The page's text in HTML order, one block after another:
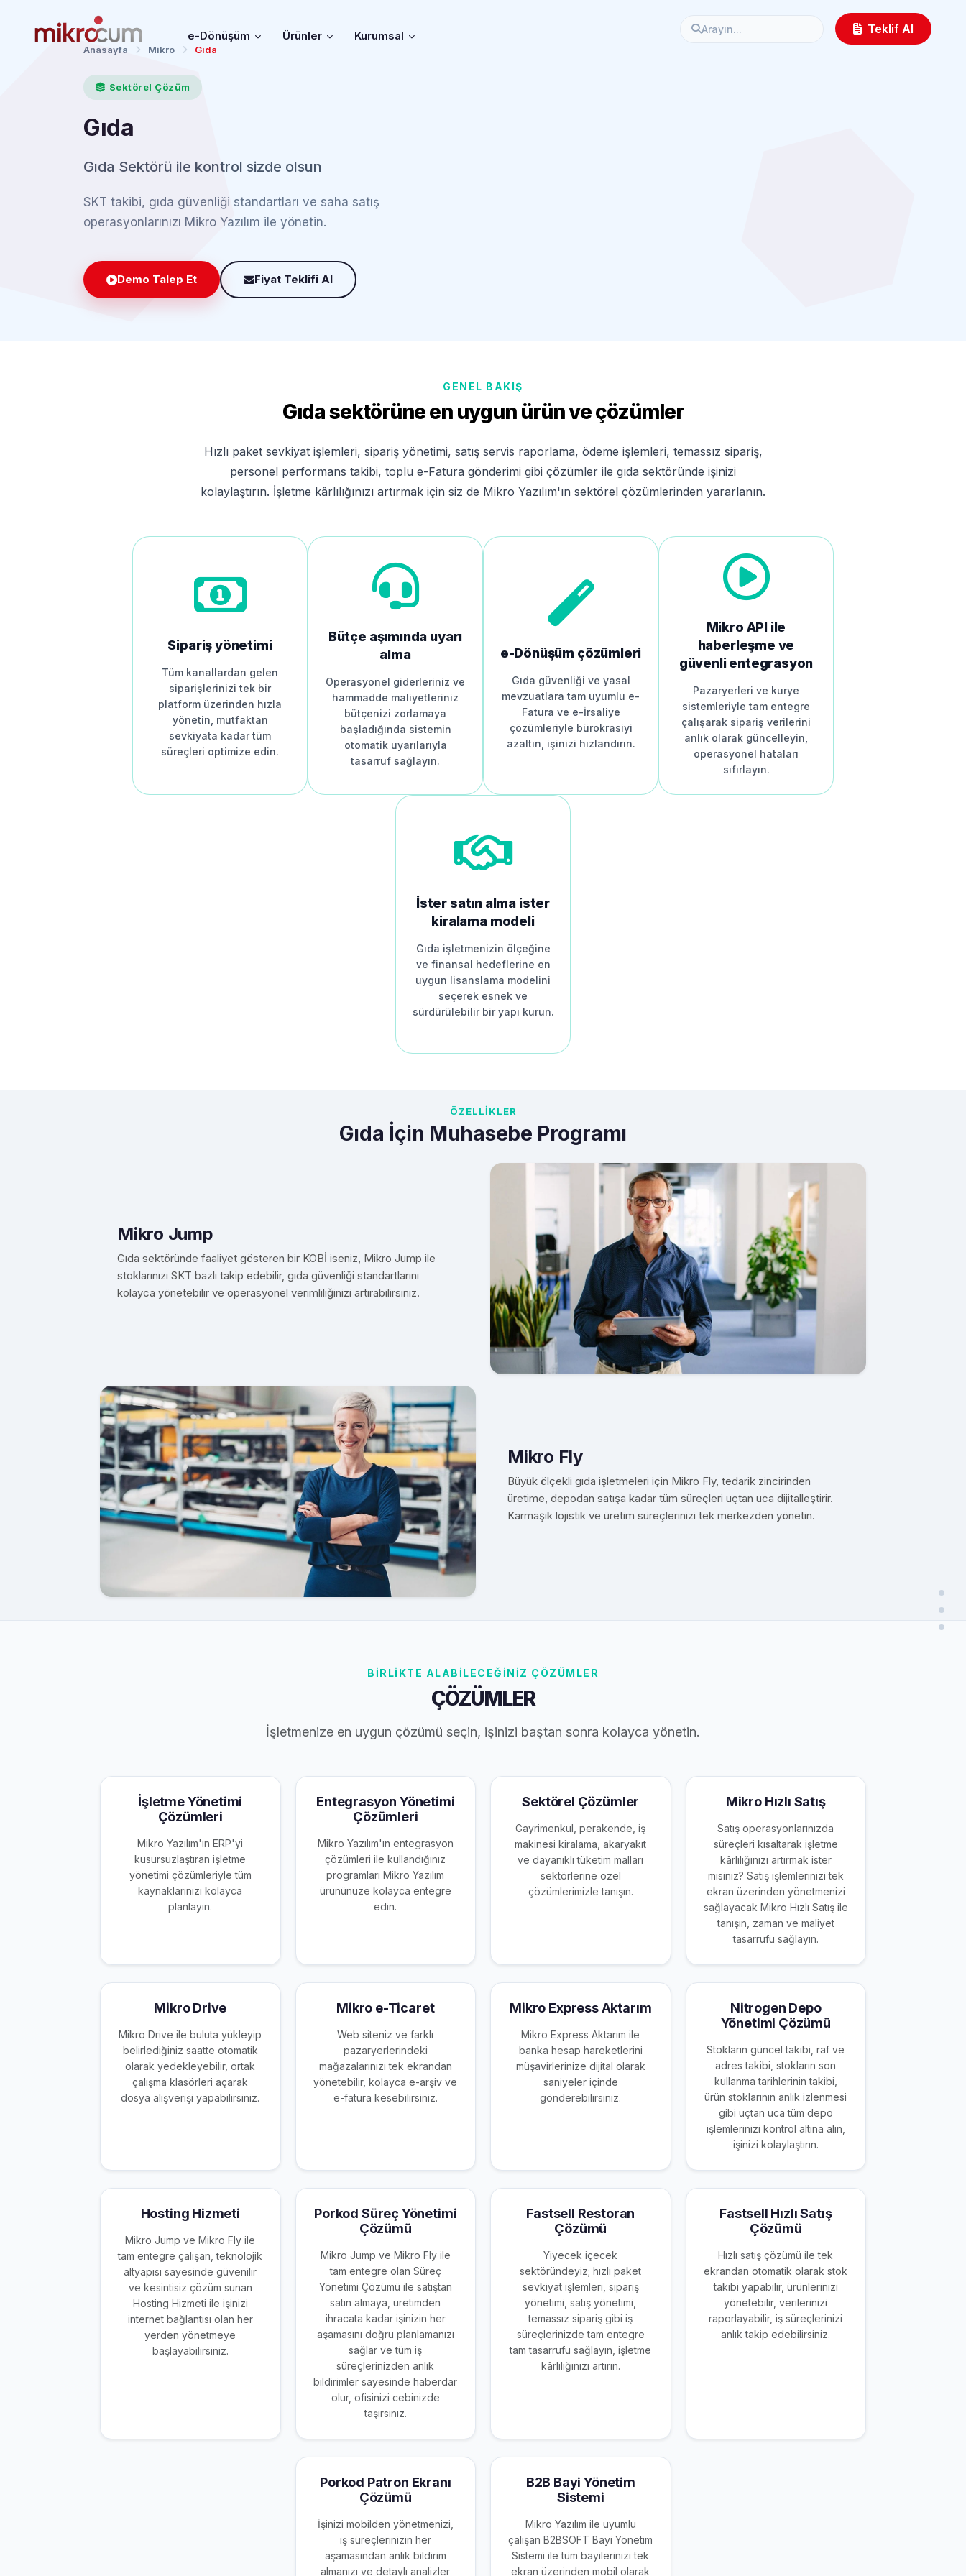
Arayın... Teklif Al
e-Dönüşüm Ürünler Kurumsal
Anasayfa Mikro Gıda
Sektörel Çözüm
Gıda
Gıda Sektörü ile kontrol sizde olsun
SKT takibi, gıda güvenliği standartları ve saha satış
operasyonlarınızı Mikro Yazılım ile yönetin.
Demo Talep Et Fiyat Teklifi Al
GENEL BAKIŞ
Gıda sektörüne en uygun ürün ve çözümler
Hızlı paket sevkiyat işlemleri, sipariş yönetimi, satış servis raporlama, ödeme işlemleri, temassız sipariş,
personel performans takibi, toplu e-Fatura gönderimi gibi çözümler ile gıda sektöründe işinizi
kolaylaştırın. İşletme kârlılığınızı artırmak için siz de Mikro Yazılım'ın sektörel çözümlerinden yararlanın.
Sipariş yönetimi
Tüm kanallardan gelen
siparişlerinizi tek bir
platform üzerinden hızla
yönetin, mutfaktan
sevkiyata kadar tüm
süreçleri optimize edin.
Bütçe aşımında uyarı
alma
Operasyonel giderleriniz ve
hammadde maliyetleriniz
bütçenizi zorlamaya
başladığında sistemin
otomatik uyarılarıyla
tasarruf sağlayın.
e-Dönüşüm çözümleri
Gıda güvenliği ve yasal
mevzuatlara tam uyumlu e-
Fatura ve e-İrsaliye
çözümleriyle bürokrasiyi
azaltın, işinizi hızlandırın.
Mikro API ile
haberleşme ve
güvenli entegrasyon
Pazaryerleri ve kurye
sistemleriyle tam entegre
çalışarak sipariş verilerini
anlık olarak güncelleyin,
operasyonel hataları
sıfırlayın.
İster satın alma ister
kiralama modeli
Gıda işletmenizin ölçeğine
ve finansal hedeflerine en
uygun lisanslama modelini
seçerek esnek ve
sürdürülebilir bir yapı kurun.
ÖZELLİKLER
Gıda İçin Muhasebe Programı
Mikro Jump
Gıda sektöründe faaliyet gösteren bir KOBİ iseniz, Mikro Jump ile
stoklarınızı SKT bazlı takip edebilir, gıda güvenliği standartlarını
kolayca yönetebilir ve operasyonel verimliliğinizi artırabilirsiniz.
Mikro Fly
Büyük ölçekli gıda işletmeleri için Mikro Fly, tedarik zincirinden
üretime, depodan satışa kadar tüm süreçleri uçtan uca dijitalleştirir.
Karmaşık lojistik ve üretim süreçlerinizi tek merkezden yönetin.
BİRLİKTE ALABİLECEĞİNİZ ÇÖZÜMLER
ÇÖZÜMLER
İşletmenize en uygun çözümü seçin, işinizi baştan sonra kolayca yönetin.
İşletme Yönetimi
Çözümleri
Mikro Yazılım'ın ERP'yi
kusursuzlaştıran işletme
yönetimi çözümleriyle tüm
kaynaklarınızı kolayca
planlayın.
Entegrasyon Yönetimi
Çözümleri
Mikro Yazılım'ın entegrasyon
çözümleri ile kullandığınız
programları Mikro Yazılım
ürününüze kolayca entegre
edin.
Sektörel Çözümler
Gayrimenkul, perakende, iş
makinesi kiralama, akaryakıt
ve dayanıklı tüketim malları
sektörlerine özel
çözümlerimizle tanışın.
Mikro Hızlı Satış
Satış operasyonlarınızda
süreçleri kısaltarak işletme
kârlılığınızı artırmak ister
misiniz? Satış işlemlerinizi tek
ekran üzerinden yönetmenizi
sağlayacak Mikro Hızlı Satış ile
tanışın, zaman ve maliyet
tasarrufu sağlayın.
Mikro Drive
Mikro Drive ile buluta yükleyip
belirlediğiniz saatte otomatik
olarak yedekleyebilir, ortak
çalışma klasörleri açarak
dosya alışverişi yapabilirsiniz.
Mikro e-Ticaret
Web siteniz ve farklı
pazaryerlerindeki
mağazalarınızı tek ekrandan
yönetebilir, kolayca e-arşiv ve
e-fatura kesebilirsiniz.
Mikro Express Aktarım
Mikro Express Aktarım ile
banka hesap hareketlerini
müşavirlerinize dijital olarak
saniyeler içinde
gönderebilirsiniz.
Nitrogen Depo
Yönetimi Çözümü
Stokların güncel takibi, raf ve
adres takibi, stokların son
kullanma tarihlerinin takibi,
ürün stoklarının anlık izlenmesi
gibi uçtan uca tüm depo
işlemlerinizi kontrol altına alın,
işinizi kolaylaştırın.
Hosting Hizmeti
Mikro Jump ve Mikro Fly ile
tam entegre çalışan, teknolojik
altyapısı sayesinde güvenilir
ve kesintisiz çözüm sunan
Hosting Hizmeti ile işinizi
internet bağlantısı olan her
yerden yönetmeye
başlayabilirsiniz.
Porkod Süreç Yönetimi
Çözümü
Mikro Jump ve Mikro Fly ile
tam entegre olan Süreç
Yönetimi Çözümü ile satıştan
satın almaya, üretimden
ihracata kadar işinizin her
aşamasını doğru planlamanızı
sağlar ve tüm iş
süreçlerinizden anlık
bildirimler sayesinde haberdar
olur, ofisinizi cebinizde
taşırsınız.
Fastsell Restoran
Çözümü
Yiyecek içecek
sektöründeyiz; hızlı paket
sevkiyat işlemleri, sipariş
yönetimi, satış yönetimi,
temassız sipariş gibi iş
süreçlerinizde tam entegre
tam tasarrufu sağlayın, işletme
kârlılığınızı artırın.
Fastsell Hızlı Satış
Çözümü
Hızlı satış çözümü ile tek
ekrandan otomatik olarak stok
takibi yapabilir, ürünlerinizi
yönetebilir, verilerinizi
raporlayabilir, iş süreçlerinizi
anlık takip edebilirsiniz.
Porkod Patron Ekranı
Çözümü
İşinizi mobilden yönetmenizi,
iş süreçlerinizin her
aşamasından anlık bildirim
almanızı ve detaylı analizler
B2B Bayi Yönetim
Sistemi
Mikro Yazılım ile uyumlu
çalışan B2BSOFT Bayi Yönetim
Sistemi ile tüm bayilerinizi tek
ekran üzerinden mobil olarak